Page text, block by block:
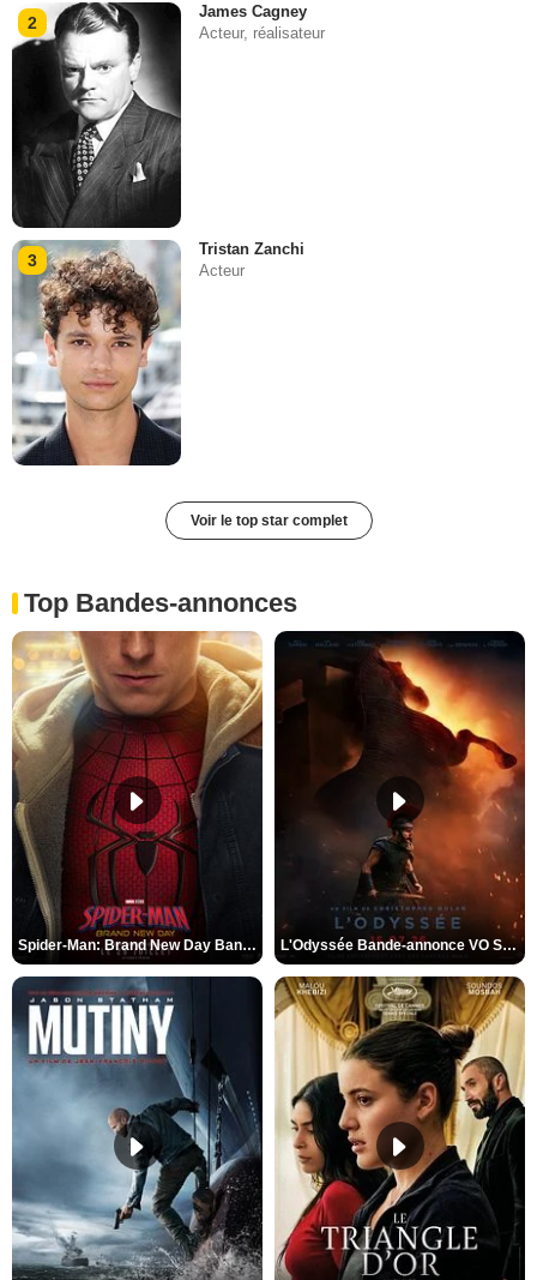
2
James Cagney
Acteur, réalisateur
3
Tristan Zanchi
Acteur
Voir le top star complet
Top Bandes-annonces
Spider-Man: Brand New Day Bande-annonce VO STFR L'Odyssée Bande-annonce VO STFR